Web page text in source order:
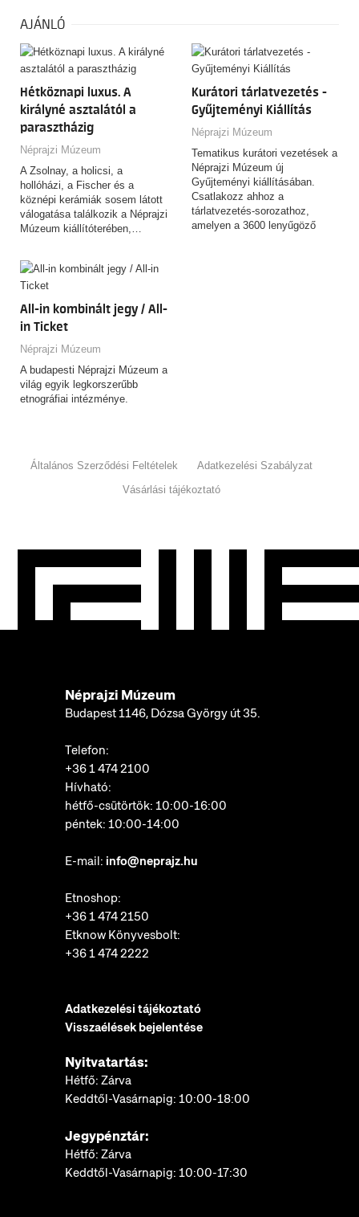
nem azt kívánja igazolni, hogy
Hokuszai a mai értelemben vett
manga „feltalálója” lett volna,
hanem azt vizsgálja, miként
alakult és változott a „manga”
fogalma, használata és
jelentése az elmúlt kétszáz év
során.
hanem azt vizsgálja, miként
alakult és változott a „manga”
jelentése az elmúlt kétszáz év
során.
AJÁNLÓ
Hétköznapi luxus. A
királyné asztalától a
parasztházig
Néprajzi Múzeum
A Zsolnay, a holicsi, a
hollóházi, a Fischer és a
köznépi kerámiák sosem látott
válogatása találkozik a Néprajzi
Múzeum kiállítóterében,…
Kurátori tárlatvezetés -
Gyűjteményi Kiállítás
Néprajzi Múzeum
Tematikus kurátori vezetések a
Néprajzi Múzeum új
Gyűjteményi kiállításában.
Csatlakozz ahhoz a
tárlatvezetés-sorozathoz,
amelyen a 3600 lenyűgöző
All-in kombinált jegy / All-
in Ticket
Néprajzi Múzeum
A budapesti Néprajzi Múzeum a
világ egyik legkorszerűbb
etnográfiai intézménye.
Általános Szerződési Feltételek
Adatkezelési Szabályzat
Vásárlási tájékoztató
Néprajzi Múzeum
Budapest 1146, Dózsa György út 35.
Telefon:
+36 1 474 2100
Hívható:
hétfő-csütörtök: 10:00-16:00
péntek: 10:00-14:00
E-mail: info@neprajz.hu
Etnoshop:
+36 1 474 2150
Etknow Könyvesbolt:
+36 1 474 2222
Adatkezelési tájékoztató
Visszaélések bejelentése
Nyitvatartás:
Hétfő: Zárva
Keddtől-Vasárnapig: 10:00-18:00
Jegypénztár:
Hétfő: Zárva
Keddtől-Vasárnapig: 10:00-17:30